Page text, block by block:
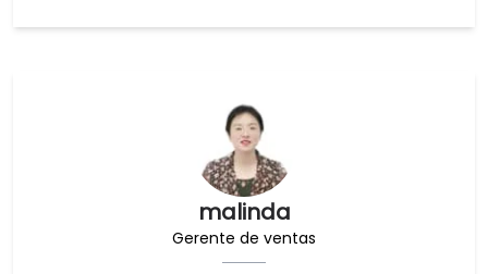
malinda
Gerente de ventas